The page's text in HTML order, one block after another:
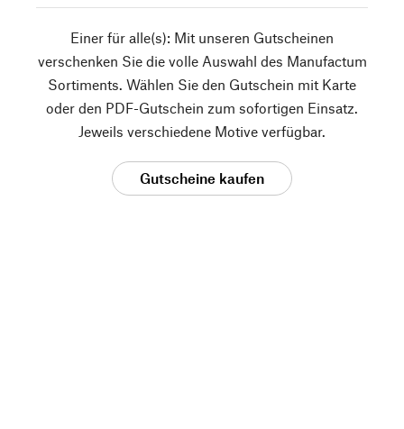
Einer für alle(s): Mit unseren Gutscheinen
verschenken Sie die volle Auswahl des Manufactum
Sortiments. Wählen Sie den Gutschein mit Karte
oder den PDF-Gutschein zum sofortigen Einsatz.
Jeweils verschiedene Motive verfügbar.
Gutscheine kaufen